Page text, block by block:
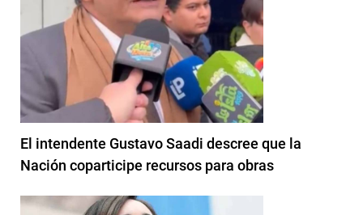
El intendente Gustavo Saadi descree que la
Nación coparticipe recursos para obras